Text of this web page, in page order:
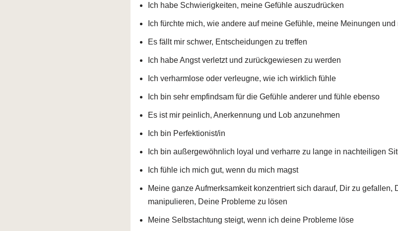
Ich habe Schwierigkeiten, meine Gefühle auszudrücken
Ich fürchte mich, wie andere auf meine Gefühle, meine Meinungen
Es fällt mir schwer, Entscheidungen zu treffen
Ich habe Angst verletzt und zurückgewiesen zu werden
Ich verharmlose oder verleugne, wie ich wirklich fühle
Ich bin sehr empfindsam für die Gefühle anderer und fühle ebenso
Es ist mir peinlich, Anerkennung und Lob anzunehmen
Ich bin Perfektionist/in
Ich bin außergewöhnlich loyal und verharre zu lange in nachteiligen
Ich fühle ich mich gut, wenn du mich magst
Meine ganze Aufmerksamkeit konzentriert sich darauf, Dir zu gefallen,
manipulieren, Deine Probleme zu lösen
Meine Selbstachtung steigt, wenn ich deine Probleme löse